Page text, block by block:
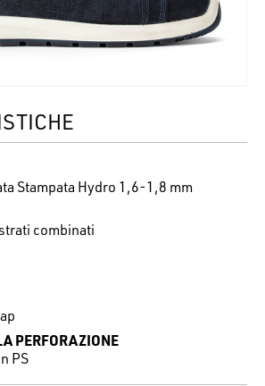
Stampata Hydro 1,6-1,8 mm
combinati
PERFORAZIONE
PS